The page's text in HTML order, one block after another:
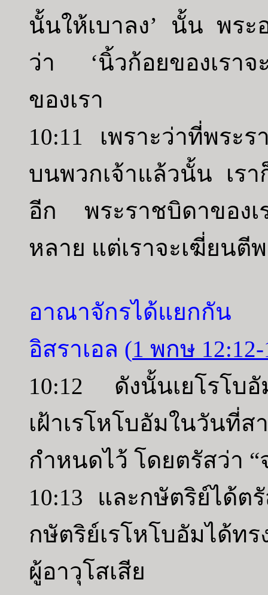
นั้นให้เบาลง’ นั้น พระ
ว่า ‘นิ้วก้อยของเราจ
ของเรา
10:11 เพราะว่าที่พระ
บนพวกเจ้าแล้วนั้น เรา
อีก พระราชบิดาของเ
หลาย แต่เราจะเฆี่ยนตี
อาณาจักรได้แยกกัน
อิสราเอล (1 พกษ 12:12-
10:12 ดังนั้นเยโรโบ
เฝ้าเรโหโบอัมในวั
กำหนดไว้ โดยตรัสว่า
10:13 และกษัตริย์ได้ต
กษัตริย์เรโหโบอัมได้ท
ผู้อาวุโสเสีย